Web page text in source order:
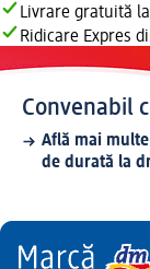
Livrare gratuită
Ridicare Expres
Convenabil
Află mai
de durată la